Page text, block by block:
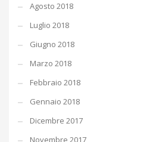
Agosto 2018
Luglio 2018
Giugno 2018
Marzo 2018
Febbraio 2018
Gennaio 2018
Dicembre 2017
Novembre 2017